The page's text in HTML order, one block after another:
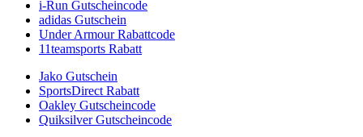
i-Run Gutscheincode
adidas Gutschein
Under Armour Rabattcode
11teamsports Rabatt
Jako Gutschein
SportsDirect Rabatt
Oakley Gutscheincode
Quiksilver Gutscheincode